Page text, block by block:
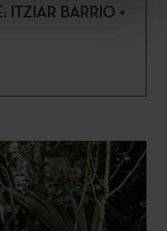
ITZIAR BARRIO +